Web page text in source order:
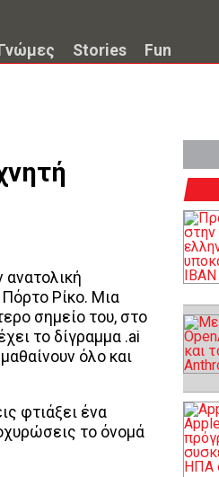
Γνώμες Stories Fun
ανατολική
Πόρτο Ρίκο. Μια
σημείο του, στο
το δίγραμμα .ai
όλο και
φτιάξει ένα
το όνομά